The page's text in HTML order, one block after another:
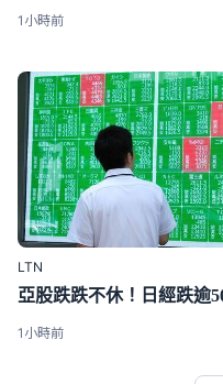
1小時前
LTN
亞股跌跌不休！日經跌逾
1小時前